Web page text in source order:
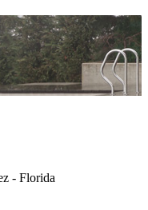
- Florida